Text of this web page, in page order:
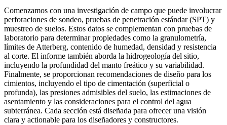
Comenzamos con una investigación de campo que puede involucrar
perforaciones de sondeo, pruebas de penetración estándar (SPT) y
muestreo de suelos. Estos datos se complementan con pruebas de
laboratorio para determinar propiedades como la granulometría,
límites de Atterberg, contenido de humedad, densidad y resistencia
al corte. El informe también aborda la hidrogeología del sitio,
incluyendo la profundidad del manto freático y su variabilidad.
Finalmente, se proporcionan recomendaciones de diseño para los
cimientos, incluyendo el tipo de cimentación (superficial o
profunda), las presiones admisibles del suelo, las estimaciones de
asentamiento y las consideraciones para el control del agua
subterránea. Cada sección está diseñada para ofrecer una visión
clara y actionable para los diseñadores y constructores.